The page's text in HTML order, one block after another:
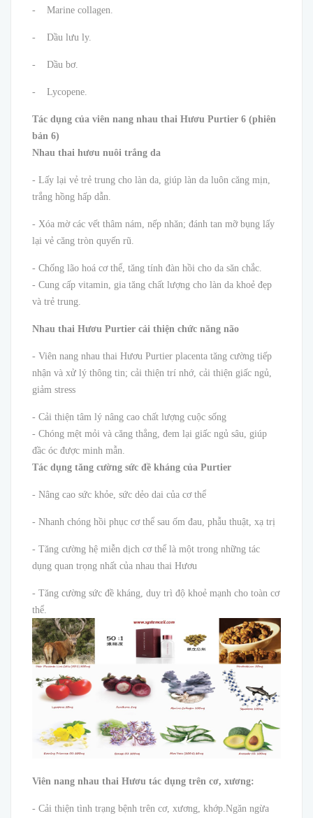
- Marine collagen.
- Dầu lưu ly.
- Dầu bơ.
- Lycopene.
Tác dụng của viên nang nhau thai Hươu Purtier 6 (phiên
bản 6)
Nhau thai hươu nuôi trắng da
- Lấy lại vẻ trẻ trung cho làn da, giúp làn da luôn căng mịn,
trắng hồng hấp dẫn.
- Xóa mờ các vết thâm nám, nếp nhăn; đánh tan mỡ bụng lấy
lại vẻ căng tròn quyến rũ.
- Chống lão hoá cơ thể, tăng tính đàn hồi cho da săn chắc.
- Cung cấp vitamin, gia tăng chất lượng cho làn da khoẻ đẹp
và trẻ trung.
Nhau thai Hươu Purtier cải thiện chức năng não
- Viên nang nhau thai Hươu Purtier placenta tăng cường tiếp
nhận và xử lý thông tin; cải thiện trí nhớ, cải thiện giấc ngủ,
giảm stress
- Cải thiện tâm lý nâng cao chất lượng cuộc sống
- Chóng mệt mỏi và căng thẳng, đem lại giấc ngủ sâu, giúp
đầc óc được minh mẫn.
Tác dụng tăng cường sức đề kháng của Purtier
- Nâng cao sức khỏe, sức dẻo dai của cơ thể
- Nhanh chóng hồi phục cơ thể sau ốm đau, phẫu thuật, xạ trị
- Tăng cường hệ miễn dịch cơ thể là một trong những tác
dụng quan trọng nhất của nhau thai Hươu
- Tăng cường sức đề kháng, duy trì độ khoẻ mạnh cho toàn cơ
thể.
Viên nang nhau thai Hươu tác dụng trên cơ, xương:
- Cải thiện tình trạng bệnh trên cơ, xương, khớp.Ngăn ngừa